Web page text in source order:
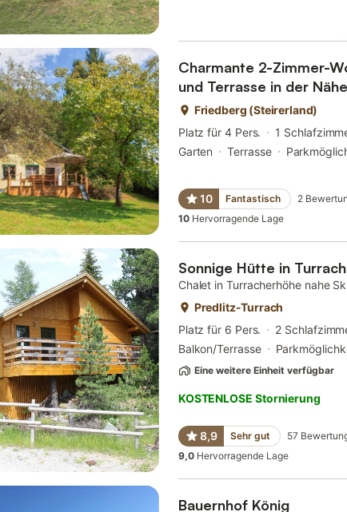
Charmante 2-Zimmer-
und Terrasse in der
Friedberg (Steirerland)
Platz für 4 Pers.
1
Garten
Terrasse
10 Fantastisch 2
10 Hervorragende Lage
Sonnige Hütte in
Chalet in Turracherhöhe nahe
Predlitz-Turrach
Platz für 6 Pers.
2
Balkon/Terrasse
Eine weitere Einheit verfügbar
KOSTENLOSE Stornierung
8,9 Sehr gut 57
9,0 Hervorragende Lage
Bauernhof König